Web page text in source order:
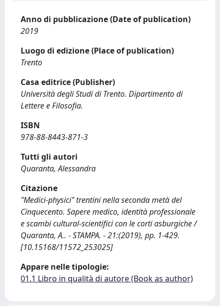
Anno di pubblicazione (Date of publication)
2019
Luogo di edizione (Place of publication)
Trento
Casa editrice (Publisher)
Università degli Studi di Trento. Dipartimento di
Lettere e Filosofia.
ISBN
978-88-8443-871-3
Tutti gli autori
Quaranta, Alessandra
Citazione
"Medici-physici" trentini nella seconda metà del
Cinquecento. Sapere medico, identità professionale
e scambi cultural-scientifici con le corti asburgiche /
Quaranta, A.. - STAMPA. - 21:(2019), pp. 1-429.
[10.15168/11572_253025]
Appare nelle tipologie:
01.1 Libro in qualità di autore (Book as author)